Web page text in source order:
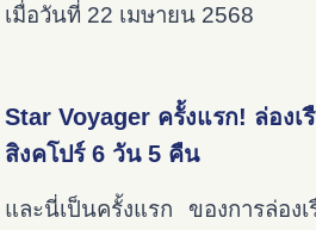
เมื่อวันที่ 22 เมษายน 2568
Star Voyager ครั้งแรก! ล่องเ
สิงคโปร์ 6 วัน 5 คืน
และนี่เป็นครั้งแรก ของการล่อง